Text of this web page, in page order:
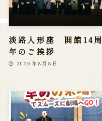
淡路人形座 開館14周
年のご挨拶
2026年8月8日